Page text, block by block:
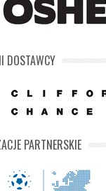
DOSTAWCY
PARTNERSKIE